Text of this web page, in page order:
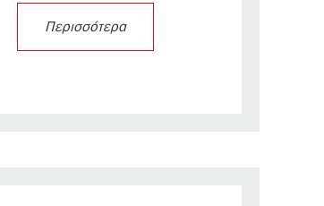
Περισσότερα